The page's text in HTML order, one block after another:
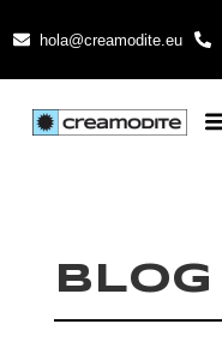
hola@creamodite.eu
BLOG